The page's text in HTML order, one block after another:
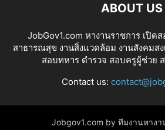
ABOUT US
JobGov1.com หางานราชการ เปิด
สาธารณสุข งานสิ่งแวดล้อม งานสังคมสง
สอบทหาร ตำรวจ สอบครูผู้ช่วย
Contact us:
Jobgov1.com by ทีมงานหาง